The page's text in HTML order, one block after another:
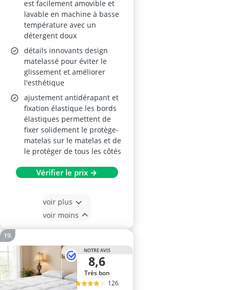
est facilement amovible et
lavable en machine à basse
température avec un
détergent doux
détails innovants design
matelassé pour éviter le
glissement et améliorer
l'esthétique
ajustement antidérapant et
fixation élastique les bords
élastiques permettent de
fixer solidement le protège-
matelas sur le matelas et de
le protéger de tous les côtés
Vérifier le prix →
voir plus
voir moins
NOTRE AVIS
8,6
Très bon
126